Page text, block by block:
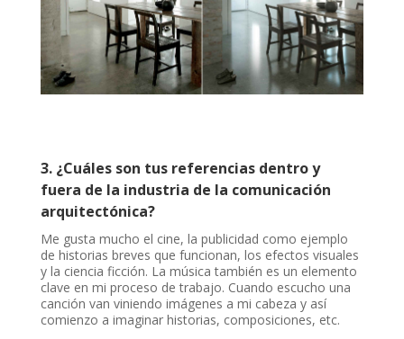
3. ¿Cuáles son tus referencias dentro y
fuera de la industria de la comunicación
arquitectónica?
Me gusta mucho el cine, la publicidad como ejemplo
de historias breves que funcionan, los efectos visuales
y la ciencia ficción. La música también es un elemento
clave en mi proceso de trabajo. Cuando escucho una
canción van viniendo imágenes a mi cabeza y así
comienzo a imaginar historias, composiciones, etc.